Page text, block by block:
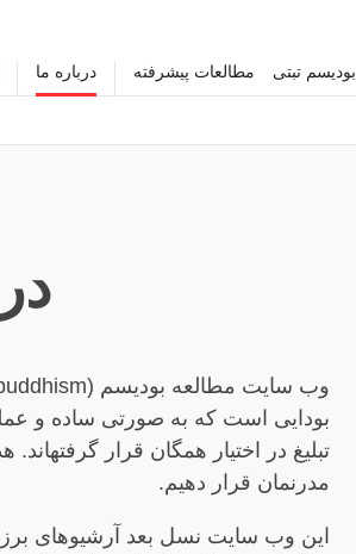
بودیسم تبتی مطالعات پیشرفته درباره ما
بودایی است که به صورتی ساده و
تبلیغ در اختیار همگان قرار
مدرنمان قرار دهیم.
این وب سایت نسل بعد آرشیوهای